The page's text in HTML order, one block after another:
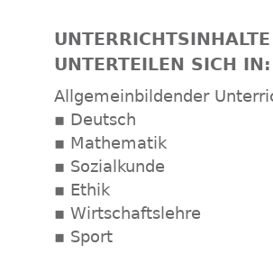
UNTERRICHTSINHALTE
UNTERTEILEN SICH IN:
Allgemeinbildender
▪ Deutsch
▪ Mathematik
▪ Sozialkunde
▪ Ethik
▪ Wirtschaftslehre
▪ Sport